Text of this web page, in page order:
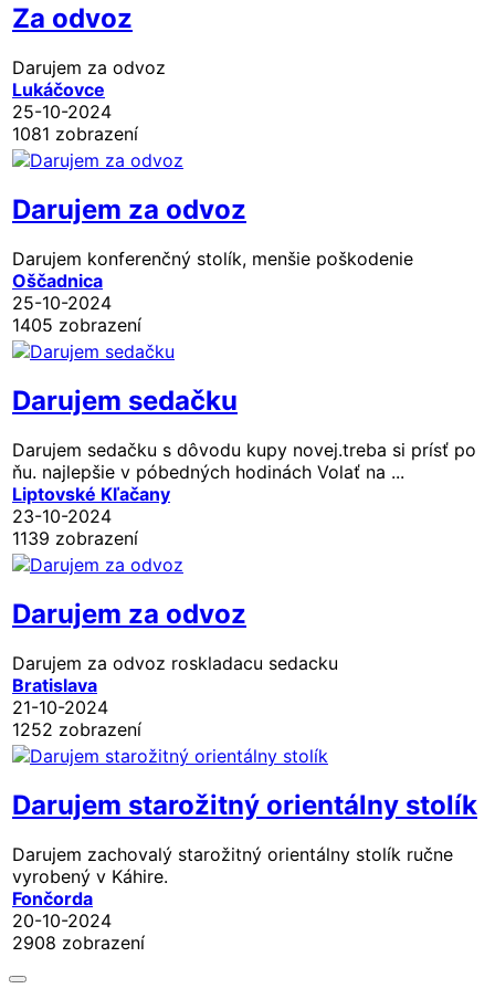
Za odvoz
Darujem za odvoz
Lukáčovce
25-10-2024
1081 zobrazení
Darujem za odvoz
Darujem konferenčný stolík, menšie poškodenie
Oščadnica
25-10-2024
1405 zobrazení
Darujem sedačku
Darujem sedačku s dôvodu kupy novej.treba si prísť po
ňu. najlepšie v póbedných hodinách Volať na ...
Liptovské Kľačany
23-10-2024
1139 zobrazení
Darujem za odvoz
Darujem za odvoz roskladacu sedacku
Bratislava
21-10-2024
1252 zobrazení
Darujem starožitný orientálny stolík
Darujem zachovalý starožitný orientálny stolík ručne
vyrobený v Káhire.
Fončorda
20-10-2024
2908 zobrazení